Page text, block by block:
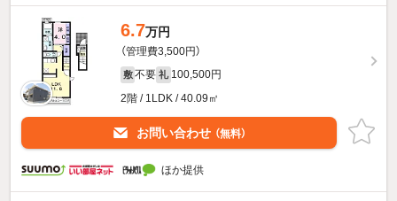
6.7万円
（管理費3,500円）
敷 不要 礼 100,500円
2階 / 1LDK / 40.09㎡
お問い合わせ （無料）
ほか提供